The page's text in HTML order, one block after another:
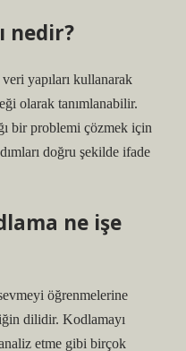
nedir?
yapıları kullanarak
olarak tanımlanabilir.
bir problemi çözmek için
doğru şekilde ifade
ne işe
öğrenmelerine
dilidir. Kodlamayı
etme gibi birçok